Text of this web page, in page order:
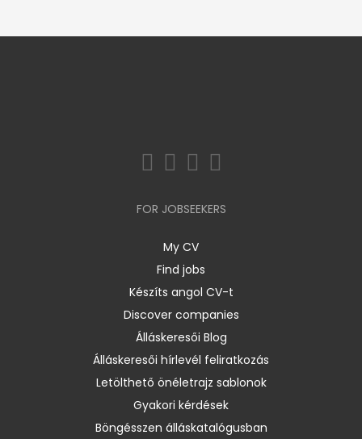
FOR JOBSEEKERS
My CV
Find jobs
Készíts angol CV-t
Discover companies
Álláskeresői Blog
Álláskeresői hírlevél feliratkozás
Letölthető önéletrajz sablonok
Gyakori kérdések
Böngésszen álláskatalógusban